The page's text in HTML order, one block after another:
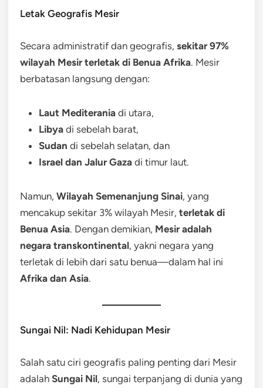
Letak Geografis Mesir
Secara administratif dan geografis, sekitar 97%
wilayah Mesir terletak di Benua Afrika. Mesir
berbatasan langsung dengan:
Laut Mediterania di utara,
Libya di sebelah barat,
Sudan di sebelah selatan, dan
Israel dan Jalur Gaza di timur laut.
Namun, Wilayah Semenanjung Sinai, yang
mencakup sekitar 3% wilayah Mesir, terletak di
Benua Asia. Dengan demikian, Mesir adalah
negara transkontinental, yakni negara yang
terletak di lebih dari satu benua—dalam hal ini
Afrika dan Asia.
Sungai Nil: Nadi Kehidupan Mesir
Salah satu ciri geografis paling penting dari Mesir
adalah Sungai Nil, sungai terpanjang di dunia yang